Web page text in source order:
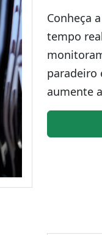
Conheça
tempo
paradeiro
aumente